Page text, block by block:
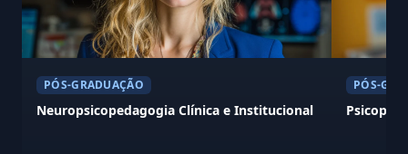
PÓS-GRADUAÇÃO
Neuropsicopedagogia Clínica e Institucional
PÓS-